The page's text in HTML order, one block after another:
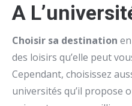
A
Choisir sa destination
des loisirs qu’elle peut
Cependant, choisissez
universités qu’il propose